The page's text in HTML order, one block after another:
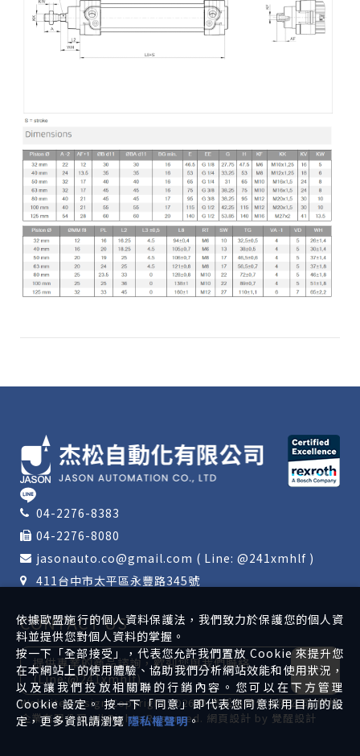
04-2276-8383
04-2276-8080
jasonauto.co@gmail.com ( Line: @241xmhlf )
411台中市太平區永豐路345號
CONTACT US
提供專業的商品諮詢，歡迎您與我們聯絡
(Line:@241xmhlf)
Website DesignCopyright 2026 © 杰松自動化有限公司/傑松
企業有限公司All Rights Reserved. 網頁設計 by 覺醒設計
依據歐盟施行的個人資料保護法，我們致力於保護您的個人資
料並提供您對個人資料的掌握。
按一下「全部接受」，代表您允許我們置放 Cookie 來提升您
在本網站上的使用體驗、協助我們分析網站效能和使用狀況，
以及讓我們投放相關聯的行銷內容。您可以在下方管理
Cookie 設定。 按一下「同意」即代表您同意採用目前的設
定，更多資訊請瀏覽隱私權聲明。